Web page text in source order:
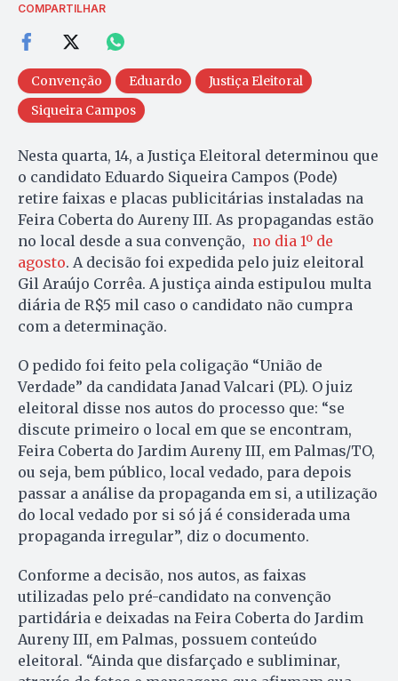
COMPARTILHAR
Convenção Eduardo
Justiça Eleitoral
Siqueira Campos
Nesta quarta, 14, a Justiça Eleitoral determinou que
o candidato Eduardo Siqueira Campos (Pode)
retire faixas e placas publicitárias instaladas na
Feira Coberta do Aureny III. As propagandas estão
no local desde a sua convenção, no dia 1º de
agosto. A decisão foi expedida pelo juiz eleitoral
Gil Araújo Corrêa. A justiça ainda estipulou multa
diária de R$5 mil caso o candidato não cumpra
com a determinação.
O pedido foi feito pela coligação “União de
Verdade” da candidata Janad Valcari (PL). O juiz
eleitoral disse nos autos do processo que: “se
discute primeiro o local em que se encontram,
Feira Coberta do Jardim Aureny III, em Palmas/TO,
ou seja, bem público, local vedado, para depois
passar a análise da propaganda em si, a utilização
do local vedado por si só já é considerada uma
propaganda irregular”, diz o documento.
Conforme a decisão, nos autos, as faixas
utilizadas pelo pré-candidato na convenção
partidária e deixadas na Feira Coberta do Jardim
Aureny III, em Palmas, possuem conteúdo
eleitoral. “Ainda que disfarçado e subliminar,